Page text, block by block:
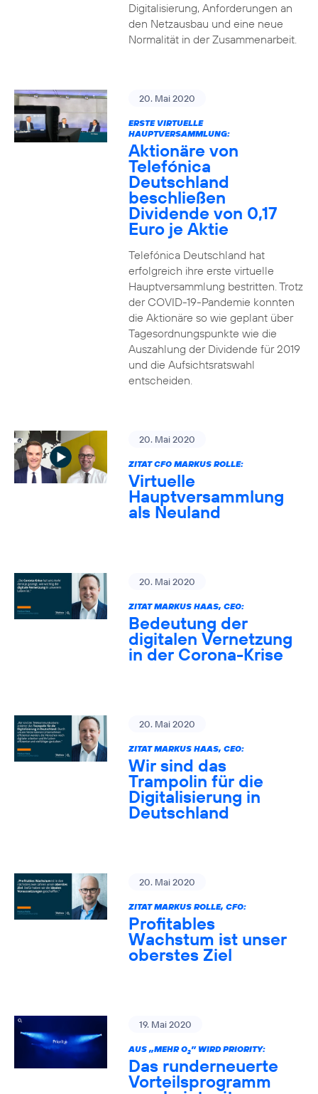
Digitalisierung, Anforderungen an
den Netzausbau und eine neue
Normalität in der Zusammenarbeit.
20. Mai 2020
ERSTE VIRTUELLE
HAUPTVERSAMMLUNG:
Aktionäre von
Telefónica
Deutschland
beschließen
Dividende von 0,17
Euro je Aktie
Telefónica Deutschland hat
erfolgreich ihre erste virtuelle
Hauptversammlung bestritten. Trotz
der COVID-19-Pandemie konnten
die Aktionäre so wie geplant über
Tagesordnungspunkte wie die
Auszahlung der Dividende für 2019
und die Aufsichtsratswahl
entscheiden.
20. Mai 2020
ZITAT CFO MARKUS ROLLE:
Virtuelle
Hauptversammlung
als Neuland
20. Mai 2020
ZITAT MARKUS HAAS, CEO:
Bedeutung der
digitalen Vernetzung
in der Corona-Krise
20. Mai 2020
ZITAT MARKUS HAAS, CEO:
Wir sind das
Trampolin für die
Digitalisierung in
Deutschland
20. Mai 2020
ZITAT MARKUS ROLLE, CFO:
Profitables
Wachstum ist unser
oberstes Ziel
19. Mai 2020
AUS „MEHR O2” WIRD PRIORITY:
Das runderneuerte
Vorteilsprogramm